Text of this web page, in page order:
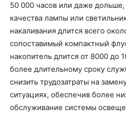
50 000 часов или даже дольше,
качества лампы или
накаливания длится всего
сопоставимый компактный
накопитель длится от 8000 до
более длительному сроку
снизить трудозатраты на
ситуациях, обеспечив более
обслуживание системы